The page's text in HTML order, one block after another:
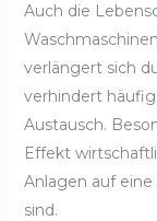
Auch die
verlängert sich
verhindert
Austausch.
Effekt
Anlagen auf
sind.